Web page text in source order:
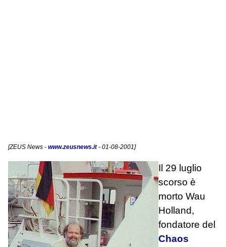
[ZEUS News - www.zeusnews.it- 01-08-2001]
Il 29 luglio
scorso è
morto Wau
Holland,
fondatore del
Chaos